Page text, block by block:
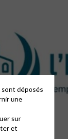
déposés
une
sur
et